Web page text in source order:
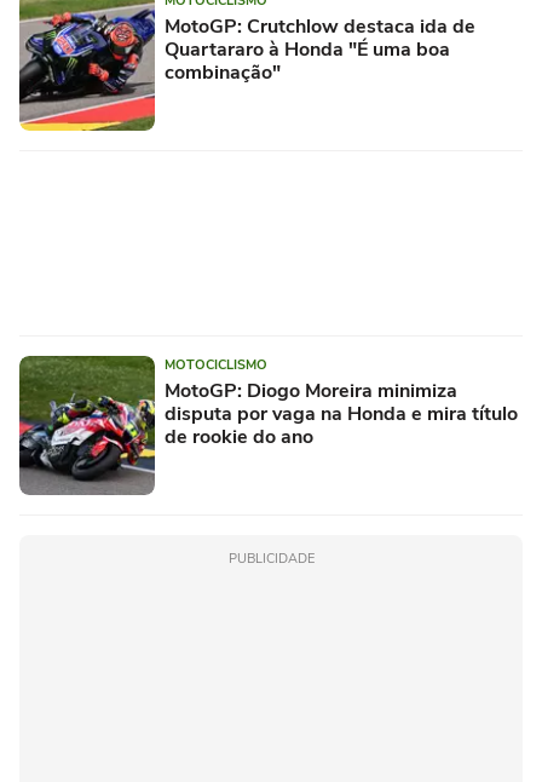
MotoGP: Crutchlow destaca ida de
Quartararo à Honda "É uma boa
combinação"
MOTOCICLISMO
MotoGP: Diogo Moreira minimiza
disputa por vaga na Honda e mira título
de rookie do ano
PUBLICIDADE